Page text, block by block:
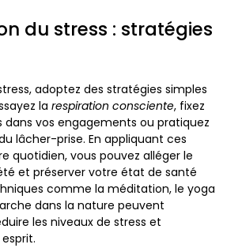
du stress : stratégies
adoptez des stratégies simples
la respiration consciente, fixez
dans vos engagements ou pratiquez
lâcher-prise. En appliquant ces
quotidien, vous pouvez alléger le
et préserver votre état de santé
comme la méditation, le yoga
dans la nature peuvent
les niveaux de stress et